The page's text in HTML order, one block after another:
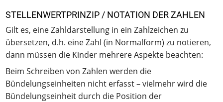
STELLENWERTPRINZIP / NOTATION DER ZAHLEN
Gilt es, eine Zahldarstellung in ein Zahlzeichen zu
übersetzen, d.h. eine Zahl (in Normalform) zu notieren,
dann müssen die Kinder mehrere Aspekte beachten:
Beim Schreiben von Zahlen werden die
Bündelungseinheiten nicht erfasst – vielmehr wird die
Bündelungseinheit durch die Position der